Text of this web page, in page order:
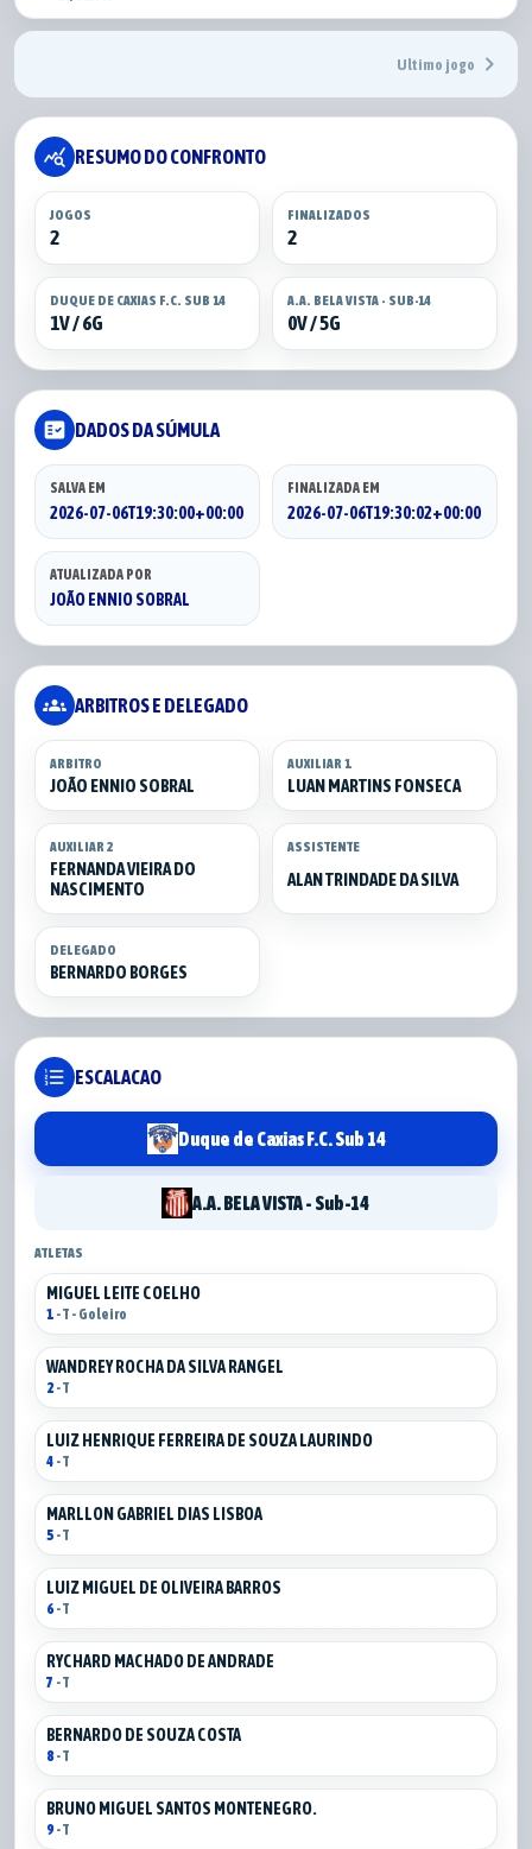
Ultimo jogo chevron_right
query_stats RESUMO DO CONFRONTO
JOGOS
2
FINALIZADOS
2
DUQUE DE CAXIAS F.C. SUB 14
1V / 6G
A.A. BELA VISTA - SUB-14
0V / 5G
fact_check DADOS DA SÚMULA
SALVA EM
2026-07-06T19:30:00+00:00
FINALIZADA EM
2026-07-06T19:30:02+00:00
ATUALIZADA POR
JOÃO ENNIO SOBRAL
groups ARBITROS E DELEGADO
ARBITRO
JOÃO ENNIO SOBRAL
AUXILIAR 1
LUAN MARTINS FONSECA
AUXILIAR 2
FERNANDA VIEIRA DO
NASCIMENTO
ASSISTENTE
ALAN TRINDADE DA SILVA
DELEGADO
BERNARDO BORGES
format_list_numbered ESCALACAO
Duque de Caxias F.C. Sub 14
A.A. BELA VISTA - Sub-14
ATLETAS
MIGUEL LEITE COELHO
1 - T - Goleiro
WANDREY ROCHA DA SILVA RANGEL
2- T
LUIZ HENRIQUE FERREIRA DE SOUZA LAURINDO
4 - T
MARLLON GABRIEL DIAS LISBOA
5 - T
LUIZ MIGUEL DE OLIVEIRA BARROS
6- T
RYCHARD MACHADO DE ANDRADE
7 - T
BERNARDO DE SOUZA COSTA
8- T
BRUNO MIGUEL SANTOS MONTENEGRO.
9- T